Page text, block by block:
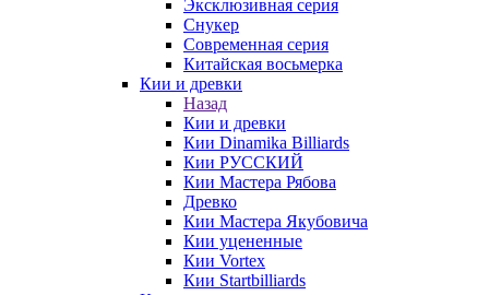
Эксклюзивная серия
Снукер
Современная серия
Китайская восьмерка
Кии и древки
Назад
Кии и древки
Кии Dinamika Billiards
Кии РУССКИЙ
Кии Мастера Рябова
Древко
Кии Мастера Якубовича
Кии уцененные
Кии Vortex
Кии Startbilliards